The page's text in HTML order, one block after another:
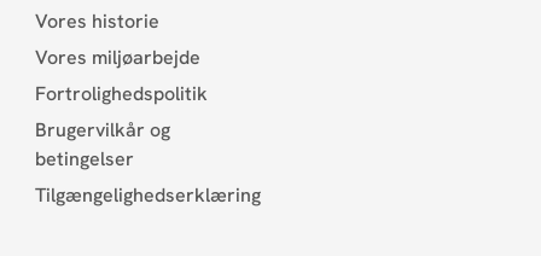
Vores historie
Vores miljøarbejde
Fortrolighedspolitik
Brugervilkår og
betingelser
Tilgængelighedserklæring